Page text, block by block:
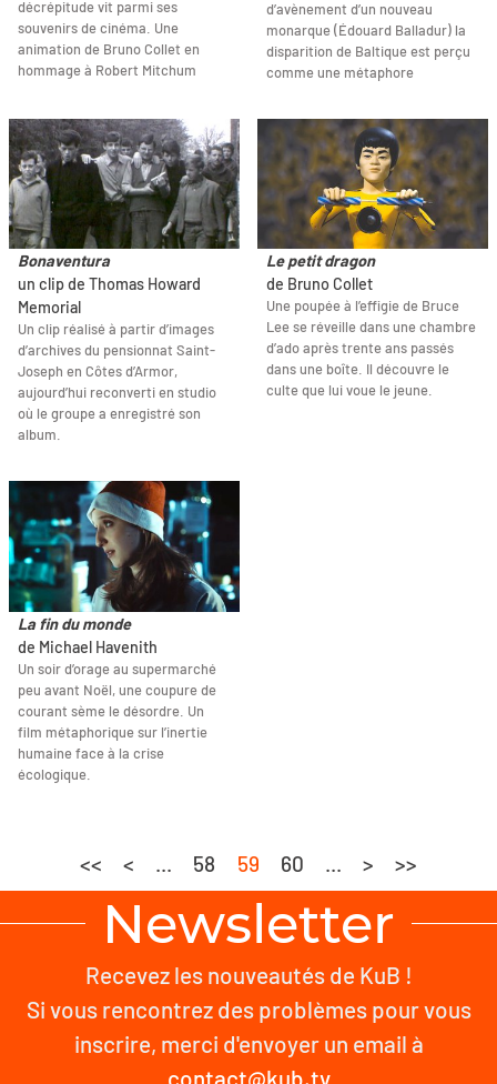
décrépitude vit parmi ses
souvenirs de cinéma. Une
animation de Bruno Collet en
hommage à Robert Mitchum
d’avènement d’un nouveau
monarque (Édouard Balladur) la
disparition de Baltique est perçu
comme une métaphore
Bonaventura
un clip de Thomas Howard
Memorial
Un clip réalisé à partir d’images
d’archives du pensionnat Saint-
Joseph en Côtes d’Armor,
aujourd’hui reconverti en studio
où le groupe a enregistré son
album.
Le petit dragon
de Bruno Collet
Une poupée à l’effigie de Bruce
Lee se réveille dans une chambre
d’ado après trente ans passés
dans une boîte. Il découvre le
culte que lui voue le jeune.
La fin du monde
de Michael Havenith
Un soir d’orage au supermarché
peu avant Noël, une coupure de
courant sème le désordre. Un
film métaphorique sur l’inertie
humaine face à la crise
écologique.
<< < ... 58 59 60 ... > >>
Newsletter
Recevez les nouveautés de KuB !
Si vous rencontrez des problèmes pour vous
inscrire, merci d'envoyer un email à
contact@kub.tv